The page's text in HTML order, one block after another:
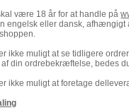
være 18 år for at handle på
engelsk eller dansk, afhængigt
ikke muligt at se tidligere
af din ordrebekræftelse, bedes
ikke muligt at foretage